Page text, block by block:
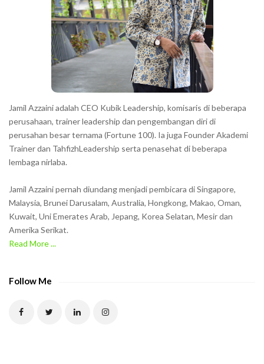
Jamil Azzaini adalah CEO Kubik Leadership, komisaris di beberapa
perusahaan, trainer leadership dan pengembangan diri di
perusahan besar ternama (Fortune 100). Ia juga Founder Akademi
Trainer dan TahfizhLeadership serta penasehat di beberapa
lembaga nirlaba.
Jamil Azzaini pernah diundang menjadi pembicara di Singapore,
Malaysia, Brunei Darusalam, Australia, Hongkong, Makao, Oman,
Kuwait, Uni Emerates Arab, Jepang, Korea Selatan, Mesir dan
Amerika Serikat.
Read More ...
Follow Me